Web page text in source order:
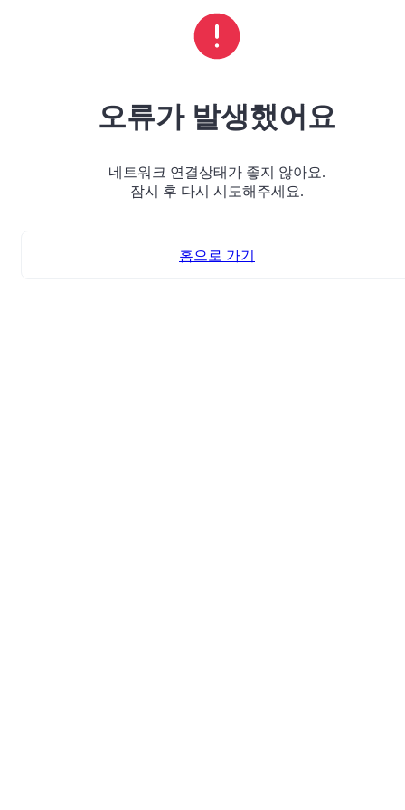
오류가 발생했어요
네트워크 연결상태가 좋지 않아요.
잠시 후 다시 시도해주세요.
홈으로 가기